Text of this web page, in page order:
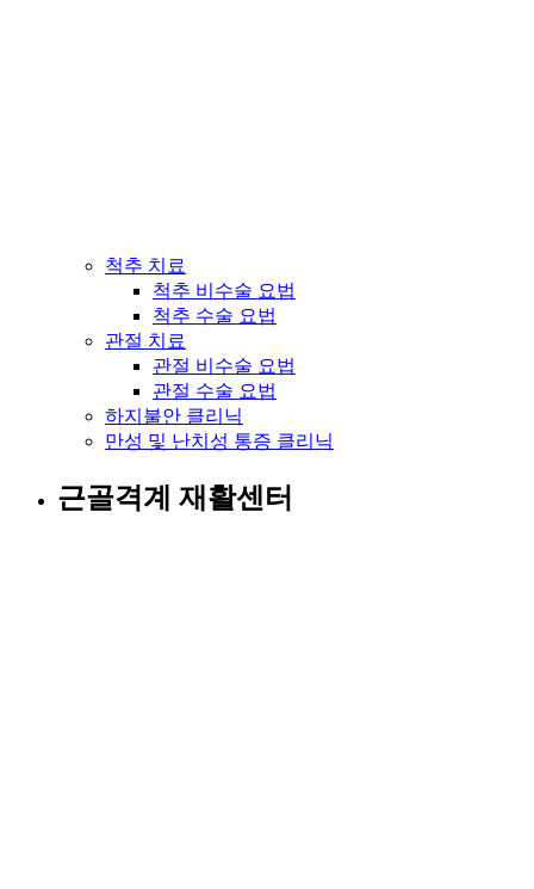
척추 치료
척추 비수술 요법
척추 수술 요법
관절 치료
관절 비수술 요법
관절 수술 요법
하지불안 클리닉
만성 및 난치성 통증 클리닉
근골격계 재활센터